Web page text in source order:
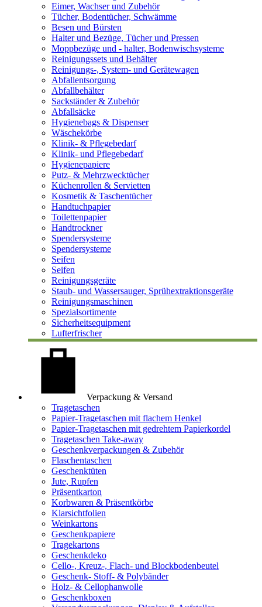
Eimer, Wachser und Zubehör
Tücher, Bodentücher, Schwämme
Besen und Bürsten
Halter und Bezüge, Tücher und Pressen
Moppbezüge und - halter, Bodenwischsysteme
Reinigungssets und Behälter
Reinigungs-, System- und Gerätewagen
Abfallentsorgung
Abfallbehälter
Sackständer & Zubehör
Abfallsäcke
Hygienebags & Dispenser
Wäschekörbe
Klinik- & Pflegebedarf
Klinik- und Pflegebedarf
Hygienepapiere
Putz- & Mehrzwecktücher
Küchenrollen & Servietten
Kosmetik & Taschentücher
Handtuchpapier
Toilettenpapier
Handtrockner
Spendersysteme
Spendersysteme
Seifen
Seifen
Reinigungsgeräte
Staub- und Wassersauger, Sprühextraktionsgeräte
Reinigungsmaschinen
Spezialsortimente
Sicherheitsequipment
Lufterfrischer
Verpackung & Versand
Tragetaschen
Papier-Tragetaschen mit flachem Henkel
Papier-Tragetaschen mit gedrehtem Papierkordel
Tragetaschen Take-away
Geschenkverpackungen & Zubehör
Flaschentaschen
Geschenktüten
Jute, Rupfen
Präsentkarton
Korbwaren & Präsentkörbe
Klarsichtfolien
Weinkartons
Geschenkpapiere
Tragekartons
Geschenkdeko
Cello-, Kreuz-, Flach- und Blockbodenbeutel
Geschenk- Stoff- & Polybänder
Holz- & Cellophanwolle
Geschenkboxen